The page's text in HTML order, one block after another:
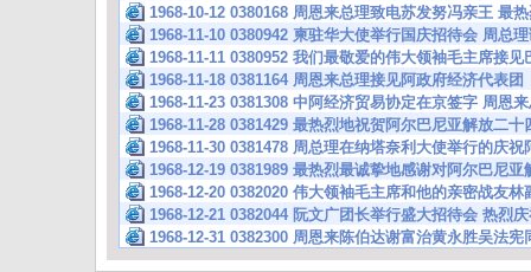
1968-10-12 0380168 周恩来总理致电苏发努冯亲王 最
1968-11-10 0380942 柬驻华大使举行国庆招待会 周总
1968-11-11 0380952 我们最敬爱的伟大领袖毛主席接
1968-11-18 0381164 周恩来总理接见阿政府经济代表
1968-11-23 0381308 中阿经济贸易协定在京签字 周恩
1968-11-28 0381429 最热烈地祝贺阿尔巴尼亚解放二
1968-11-30 0381478 周总理在纳塔奈利大使举行的庆
1968-12-19 0381989 最热烈最诚挚地感谢对阿尔巴尼
1968-12-20 0382020 伟大领袖毛主席和他的亲密战友
1968-12-21 0382044 阮文广团长举行盛大招待会 热烈
1968-12-31 0382300 周恩来陈伯达谢富治黄永胜吴法